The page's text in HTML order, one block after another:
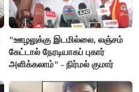
"ஊழலுக்கு இடமில்லை, லஞ்சம்
கேட்டால் நேரடியாகப் புகார்
அளிக்கலாம்" - நிர்மல் குமார்